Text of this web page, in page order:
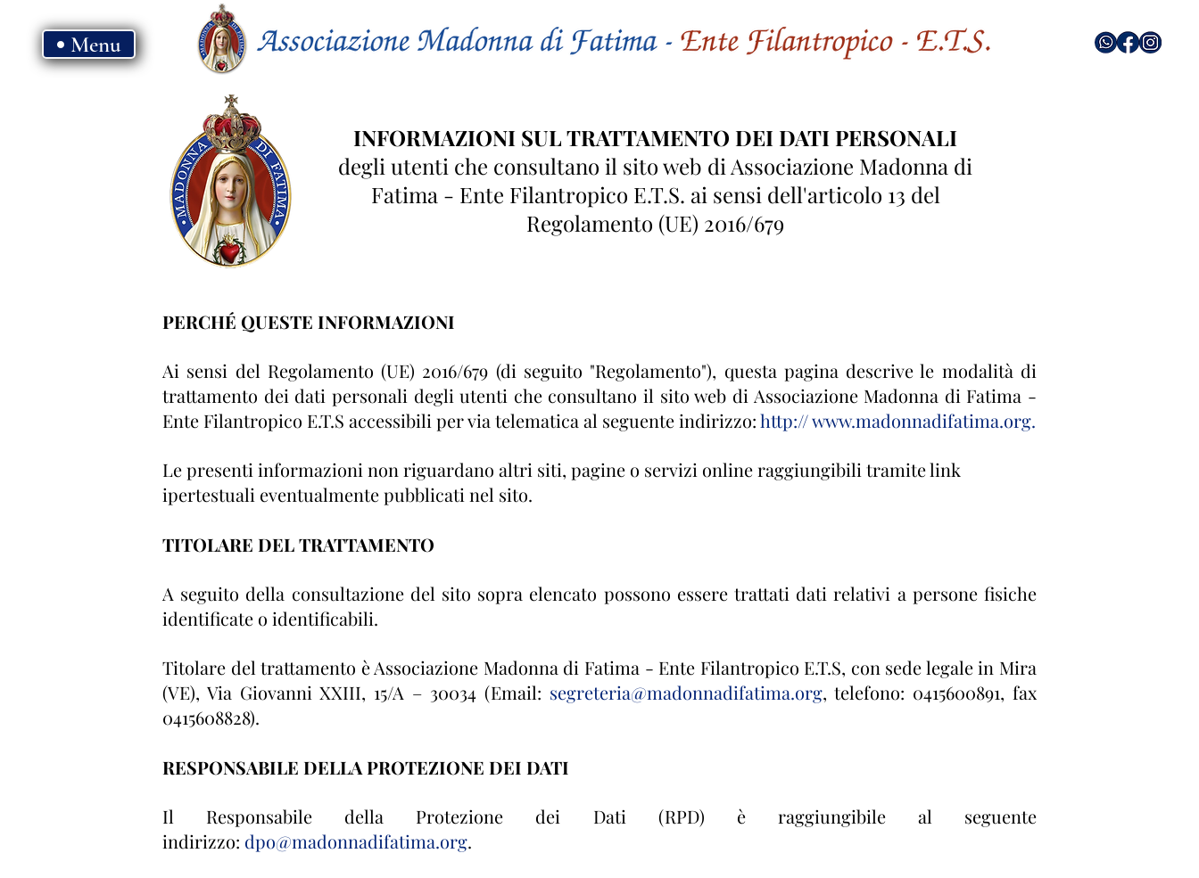
Menu
INFORMAZIONI SUL TRATTAMENTO DEI DATI PERSONALI
degli utenti che consultano il sito web di Associazione Madonna di
Fatima - Ente Filantropico E.T.S. ai sensi dell'articolo 13 del
Regolamento (UE) 2016/679
PERCHÉ QUESTE INFORMAZIONI
Ai sensi del Regolamento (UE) 2016/679 (di seguito "Regolamento"), questa pagina descrive le modalità di
trattamento dei dati personali degli utenti che consultano il sito web di Associazione Madonna di Fatima -
Ente Filantropico E.T.S accessibili per via telematica al seguente indirizzo:http://www.madonnadifatima.org.
Le presenti informazioni non riguardano altri siti, pagine o servizi online raggiungibili tramite link
ipertestuali eventualmente pubblicati nel sito.
TITOLARE DEL TRATTAMENTO
A seguito della consultazione del sito sopra elencato possono essere trattati dati relativi a persone fisiche
identificate o identificabili.
Titolare del trattamento è Associazione Madonna di Fatima - Ente Filantropico E.T.S, con sede legale in Mira
(VE), Via Giovanni XXIII, 15/A – 30034 (Email: segreteria@madonnadifatima.org, telefono: 0415600891, fax
0415608828).
RESPONSABILE DELLA PROTEZIONE DEI DATI
Il Responsabile della Protezione dei Dati (RPD) è raggiungibile al seguente
indirizzo: dpo@madonnadifatima.org.